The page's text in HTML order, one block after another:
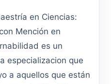
en Ciencias:
Mención en
es un
especializacion que
a aquellos que están